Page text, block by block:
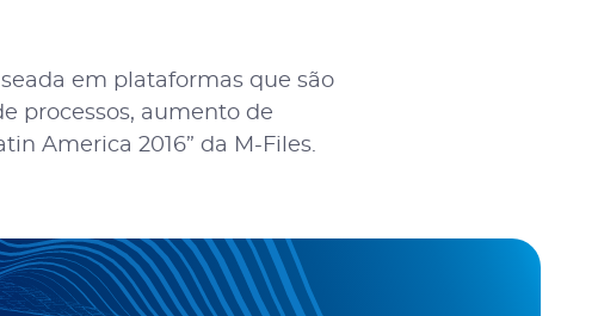
em plataformas que são
processos, aumento de
America 2016” da M-Files.